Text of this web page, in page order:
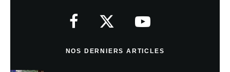
NOS DERNIERS ARTICLES